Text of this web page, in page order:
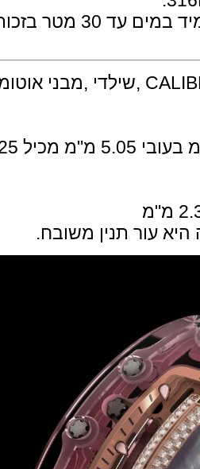
הגוף מורכב משלוש חלקים והשעון עמיד במים עד 30 מטר בזכות 2
המנגנון ביצור עצמי דגם CALIBRE CRMA5 ,שילדי ,מבני אוטומטי
המנגנון בקוטר 29.90 מ"מ על 22 מ"מ בעובי 5.05 מ"מ מכיל 25
עור תנין משובח.